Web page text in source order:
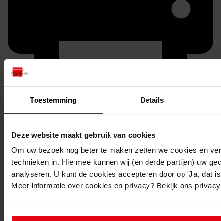
Toestemming Details
Deze website maakt gebruik van cookies
Om uw bezoek nog beter te maken zetten we cookies en
technieken in. Hiermee kunnen wij (en derde partijen) uw
analyseren. U kunt de cookies accepteren door op 'Ja, dat
Meer informatie over cookies en privacy? Bekijk ons
Printen
Inventaris